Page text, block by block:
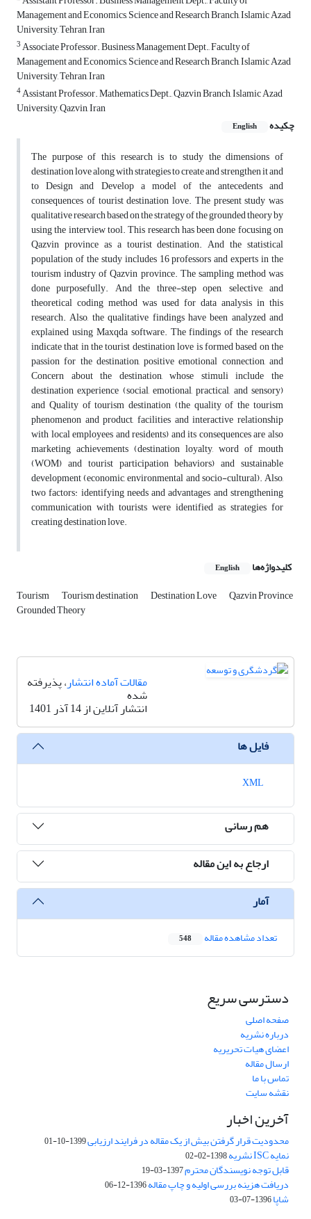
Management and Economics, Science and Research Branch, Islamic Azad
University, Tehran, Iran
3Associate Professor. Business Management Dept., Faculty of
Management and Economics, Science and Research Branch, Islamic Azad
University, Tehran, Iran
4Assistant Professor. Mathematics Dept., Qazvin Branch, Islamic Azad
University, Qazvin, Iran
چکیده
English
The purpose of this research is to study the dimensions of
destination love along with strategies to create and strengthen it and
to Design and Develop a model of the antecedents and
consequences of tourist destination love. The present study was
qualitative research based on the strategy of the grounded theory by
using the interview tool. This research has been done focusing on
Qazvin province as a tourist destination. And the statistical
population of the study includes 16 professors and experts in the
tourism industry of Qazvin province. The sampling method was
done purposefully. And the three-step open, selective, and
theoretical coding method was used for data analysis in this
research. Also, the qualitative findings have been analyzed and
explained using Maxqda software. The findings of the research
indicate that in the tourist destination love is formed based on the
passion for the destination, positive emotional connection, and
Concern about the destination, whose stimuli include the
destination experience (social, emotional, practical, and sensory)
and Quality of tourism destination (the quality of the tourism
phenomenon and product, facilities and interactive relationship
with local employees and residents) and its consequences are also
marketing achievements (destination loyalty, word of mouth
(WOM) and tourist participation behaviors) and sustainable
development (economic, environmental and socio-cultural). Also,
two factors: identifying needs and advantages and strengthening
communication with tourists were identified as strategies for
creating destination love.
کلیدواژه‌ها English
Tourism Tourism destination Destination Love Qazvin Province
Grounded Theory
مقالات آماده انتشار، پذیرفته
شده
انتشار آنلاین از 14 آذر 1401
فایل ها
هم رسانی
ارجاع به این مقاله
آمار
تعداد مشاهده مقاله 548
دسترسی سریع
صفحه اصلی
درباره نشریه
اعضای هیات تحریریه
ارسال مقاله
تماس با ما
نقشه سایت
آخرین اخبار
محدودیت قرار گرفتن بیش از یک مقاله در فرایند ارزیابی1399-10-01
نمایه ISC نشریه 1398-02-02
قابل توجه نویسندگان محترم1397-03-19
دریافت هزینه بررسی اولیه و چاپ مقاله1396-12-06
شاپا1396-07-03